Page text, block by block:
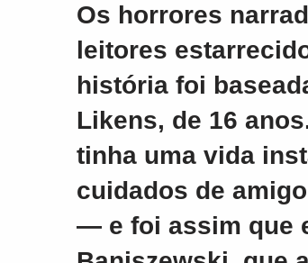
Os horrores
leitores
história foi
Likens, de 16
tinha uma vida
cuidados de
— e foi assim que